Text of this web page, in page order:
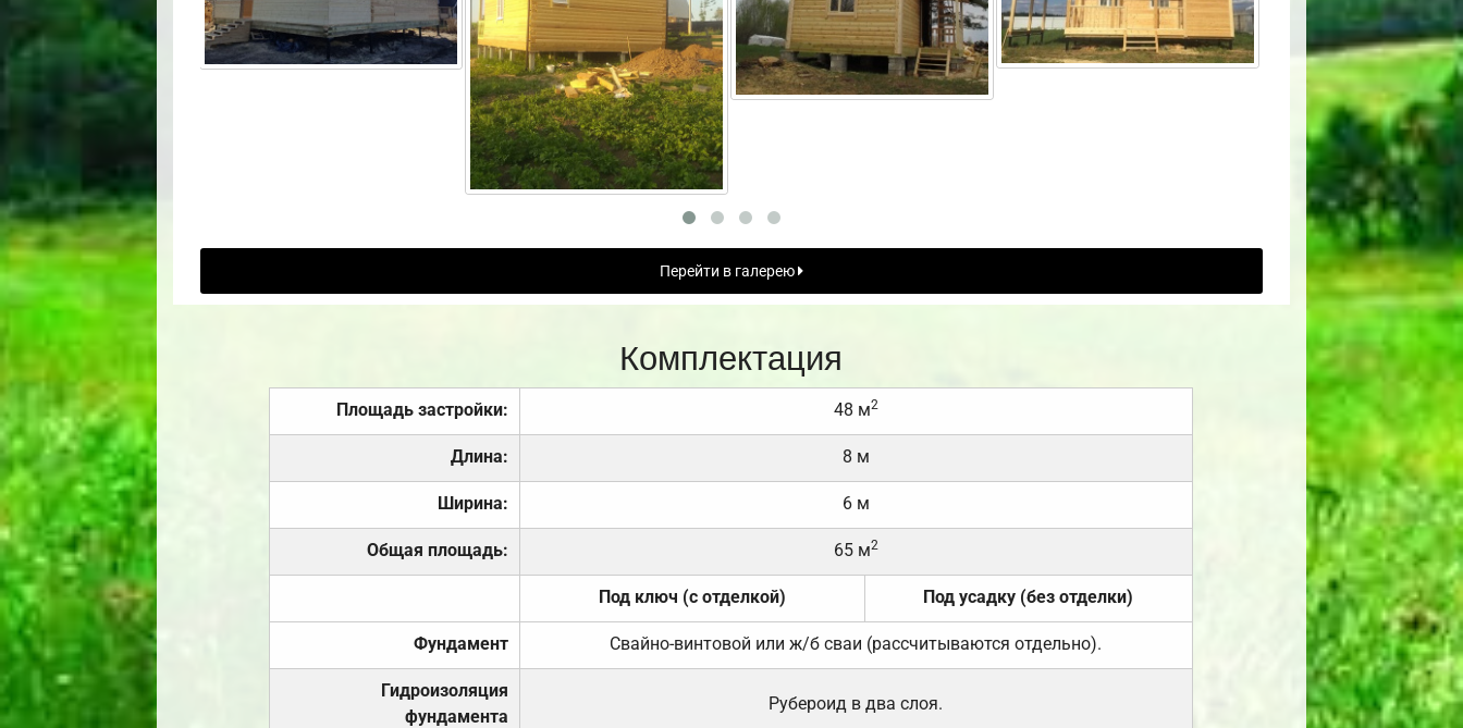
Перейти в галерею
Комплектация
Площадь застройки: 48 м2
Длина: 8 м
Ширина: 6 м
Общая площадь: 65 м2
Под ключ (с отделкой) Под усадку (без отделки)
Фундамент Свайно-винтовой или ж/б сваи (рассчитываются отдельно).
Гидроизоляция
фундамента
Рубероид в два слоя.